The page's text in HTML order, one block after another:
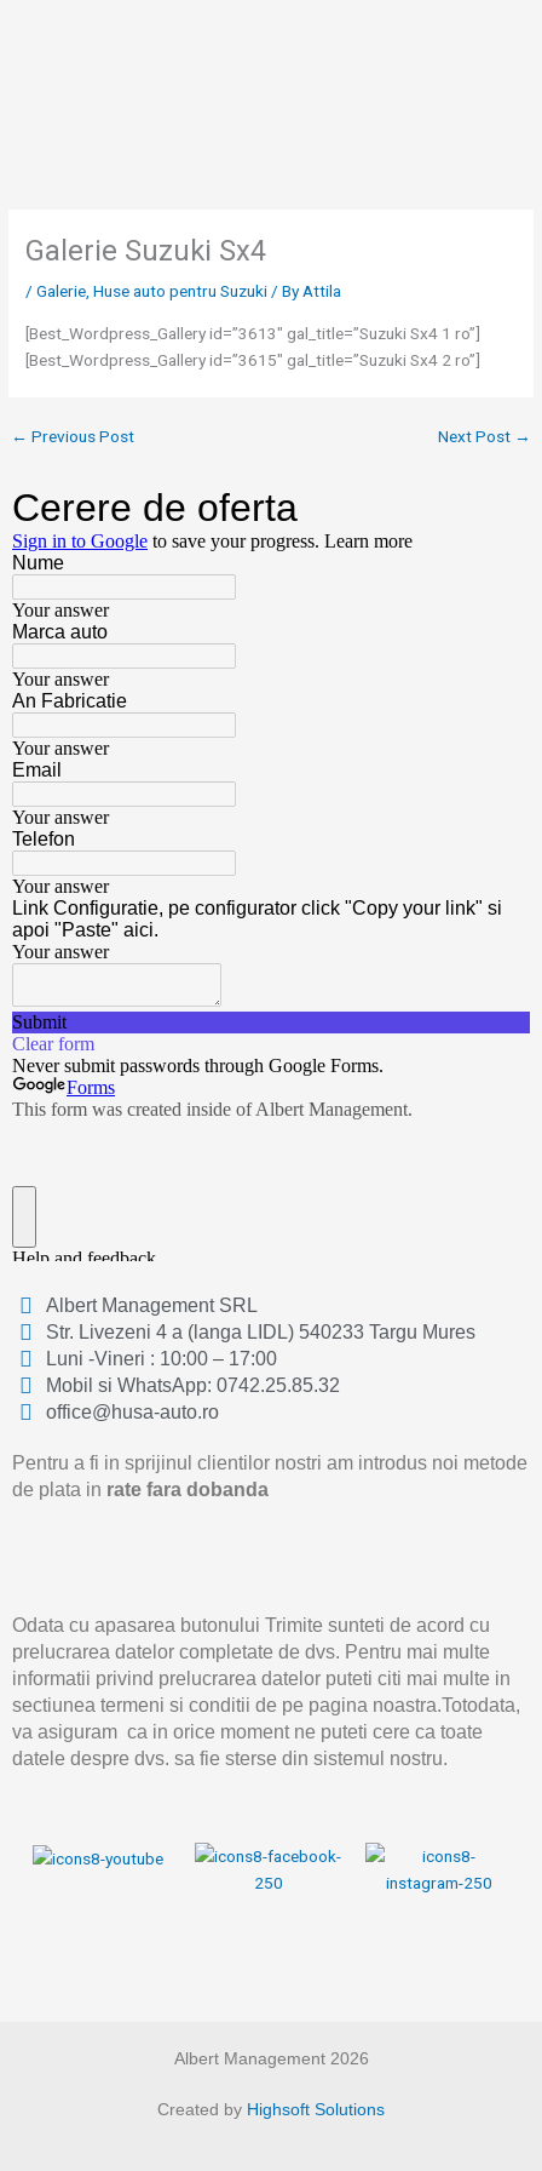
Galerie Suzuki Sx4
/Galerie ,Huse auto pentru Suzuki / ByAttila
[Best_Wordpress_Gallery id=”3613″ gal_title=”Suzuki Sx4 1 ro”]
[Best_Wordpress_Gallery id=”3615″ gal_title=”Suzuki Sx4 2 ro”]
← Previous Post Next Post →
Albert Management SRL
Str. Livezeni 4 a (langa LIDL) 540233 Targu Mures
Luni -Vineri : 10:00 – 17:00
Mobil si WhatsApp: 0742.25.85.32
office@husa-auto.ro
Pentru a fi in sprijinul clientilor nostri am introdus noi metode
de plata in rate fara dobanda
Odata cu apasarea butonului Trimite sunteti de acord cu
prelucrarea datelor completate de dvs. Pentru mai multe
informatii privind prelucrarea datelor puteti citi mai multe in
sectiunea termeni si conditii de pe pagina noastra.Totodata,
va asiguram ca in orice moment ne puteti cere ca toate
datele despre dvs. sa fie sterse din sistemul nostru.
Albert Management 2026
Created by Highsoft Solutions